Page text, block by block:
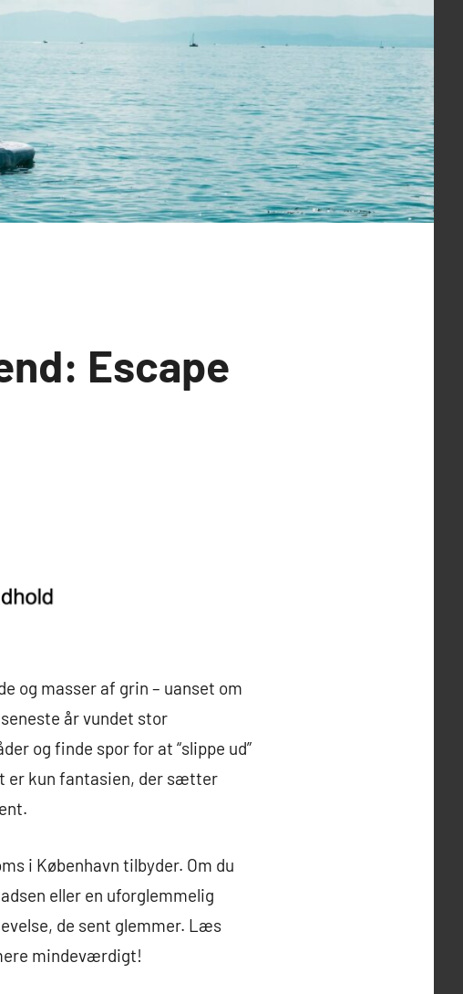
Escape
og masser af grin – uanset om
år vundet stor
og finde spor for at “slippe ud”
er kun fantasien, der sætter
i København tilbyder. Om du
eller en uforglemmelig
de sent glemmer. Læs
mindeværdigt!